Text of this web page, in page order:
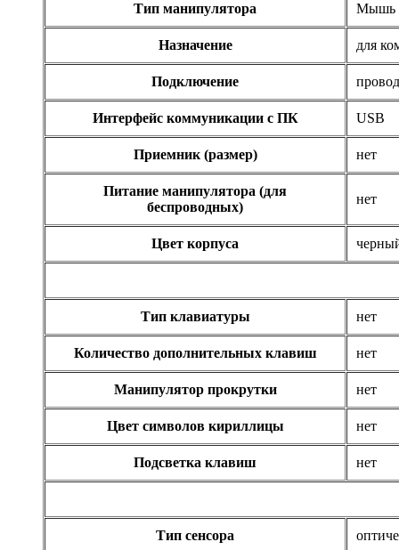
(27)
Revoltec(2)
Rim2000
Roccat(2)
Samsung
Senkatel
Smartpc
Solarwind
Sony
Speed-link(2)
Steelseries(13)
Supercomp
Sven(11)
Systemnik
Тип манипулятора Мышь
Назначение для
Подключение
Интерфейс коммуникации с ПК USB
Приемник (размер) нет
Питание манипулятора (для
беспроводных)
нет
Цвет корпуса
Тип клавиатуры нет
Количество дополнительных клавиш нет
Манипулятор прокрутки нет
Цвет символов кириллицы нет
Подсветка клавиш нет
Тип сенсора